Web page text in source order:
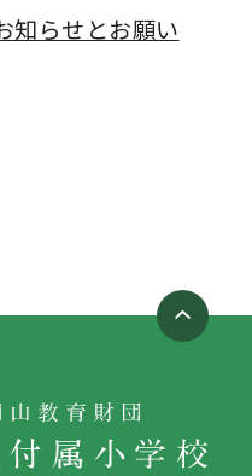
知らせとお願い